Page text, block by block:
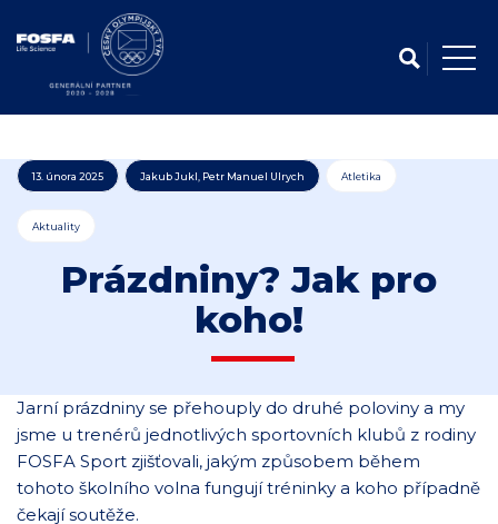
13. února 2025 Jakub Jukl, Petr Manuel Ulrych Atletika
Aktuality
Prázdniny? Jak pro
koho!
Jarní prázdniny se přehouply do druhé poloviny a my
jsme u trenérů jednotlivých sportovních klubů z rodiny
FOSFA Sport zjišťovali, jakým způsobem během
tohoto školního volna fungují tréninky a koho případně
čekají soutěže.